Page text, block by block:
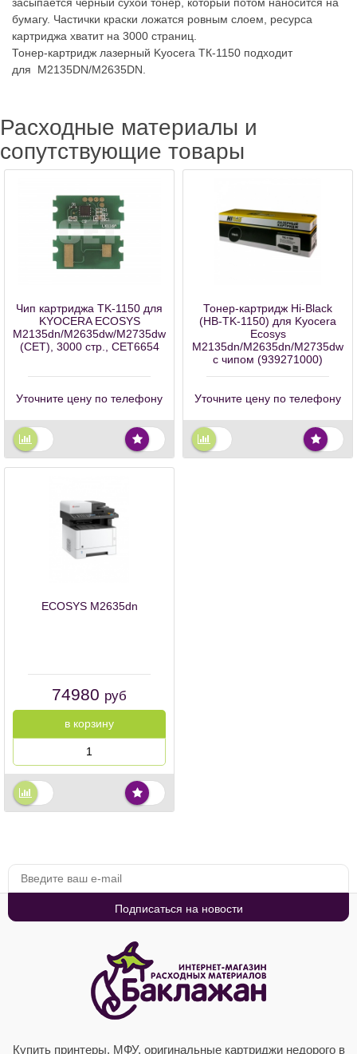
бумагу. Частички краски ложатся ровным слоем, ресурса
картриджа хватит на 3000 страниц.
Тонер-картридж лазерный Kyocera ТК-1150 подходит
для М2135DN/M2635DN.
Расходные материалы и
сопутствующие товары
Чип картриджа TK-1150 для
KYOCERA ECOSYS
M2135dn/M2635dw/M2735dw/P2235dn
(CET), 3000 стр., CET6654
Уточните цену по телефону
Тонер-картридж Hi-Black
(HB-TK-1150) для Kyocera
Ecosys
M2135dn/M2635dn/M2735dw
с чипом (939271000)
Уточните цену по телефону
ECOSYS M2635dn
74980 руб
в корзину
Купить принтеры, МФУ, оригинальные картриджи недорого в